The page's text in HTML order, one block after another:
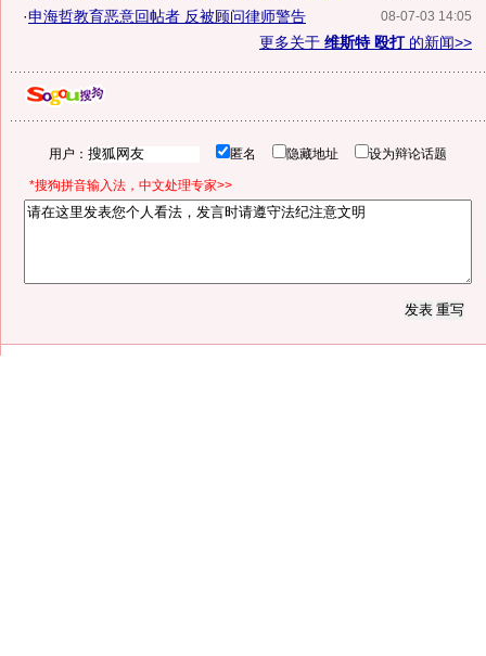
08-07-03 14:05
·申海哲教育恶意回帖者 反被顾问律师警告
更多关于 维斯特 殴打的新闻>>
用户： 匿名 隐藏地址 设为辩论话题
*搜狗拼音输入法，中文处理专家>>